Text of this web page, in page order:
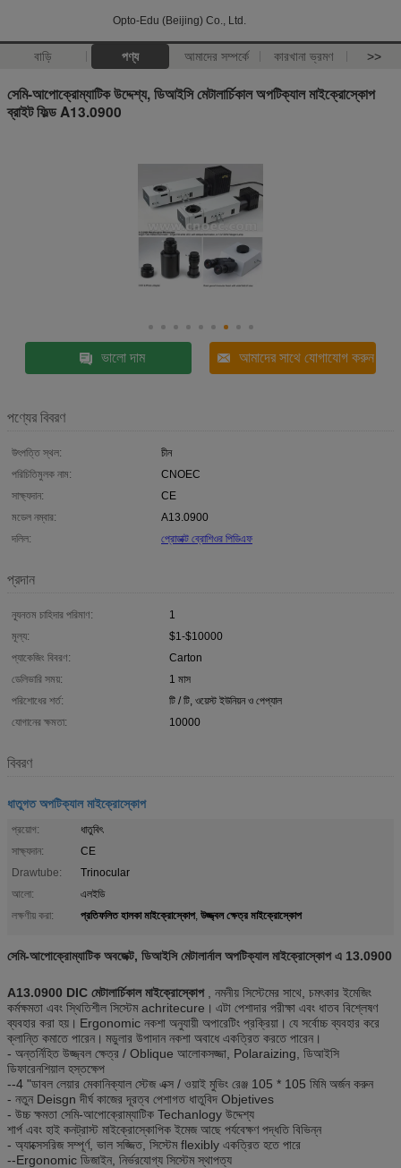
Opto-Edu (Beijing) Co., Ltd.
বাড়ি পণ্য আমাদের সম্পর্কে কারখানা ভ্রমণ >>
সেমি-আপোক্রোম্যাটিক উদ্দেশ্য, ডিআইসি মেটালার্চিকাল অপটিক্যাল মাইক্রোস্কোপ
ব্রাইট ফিল্ড A13.0900
ভালো দাম আমাদের সাথে যোগাযোগ করুন
পণ্যের বিবরণ
উৎপত্তি স্থল:
চীন
পরিচিতিমুলক নাম:
CNOEC
সাক্ষ্যদান:
CE
মডেল নম্বার:
A13.0900
দলিল:
প্রোডাক্ট ব্রোশিওর পিডিএফ
প্রদান
ন্যূনতম চাহিদার পরিমাণ:
1
মূল্য:
$1-$10000
প্যাকেজিং বিবরণ:
Carton
ডেলিভারি সময়:
1 মাস
পরিশোধের শর্ত:
টি / টি, ওয়েস্ট ইউনিয়ন ও পেপ্যাল
যোগানের ক্ষমতা:
10000
বিবরণ
ধাতুগত অপটিক্যাল মাইক্রোস্কোপ
প্রয়োগ:
ধাতুবিৎ
সাক্ষ্যদান:
CE
Drawtube:
Trinocular
আলো:
এলইডি
লক্ষণীয় করা:
প্রতিফলিত হালকা মাইক্রোস্কোপ, উজ্জ্বল ক্ষেত্র মাইক্রোস্কোপ
সেমি-আপোক্রোম্যাটিক অবজেক্ট, ডিআইসি মেটালার্নাল অপটিক্যাল মাইক্রোস্কোপ এ 13.0900
A13.0900 DIC মেটালার্চিকাল মাইক্রোস্কোপ, নমনীয় সিস্টেমের সাথে, চমৎকার ইমেজিং
কর্মক্ষমতা এবং স্থিতিশীল সিস্টেম achritecure। এটা পেশাদার পরীক্ষা এবং ধাতব বিশ্লেষণ
ব্যবহার করা হয়। Ergonomic নকশা অনুযায়ী অপারেটিং প্রক্রিয়া। যে সর্বোচ্চ ব্যবহার করে
ক্লান্তি কমাতে পারেন। মডুলার উপাদান নকশা অবাধে একত্রিত করতে পারেন।
- অন্তর্নিহিত উজ্জ্বল ক্ষেত্র / Oblique আলোকসজ্জা, Polaraizing, ডিআইসি
ডিফারেনশিয়াল হস্তক্ষেপ
--4 "ডাবল লেয়ার মেকানিক্যাল স্টেজ এক্স / ওয়াই মুভিং রেঞ্জ 105 * 105 মিমি অর্জন করুন
- নতুন Deisgn দীর্ঘ কাজের দূরত্ব পেশাগত ধাতুবিদ Objetives
- উচ্চ ক্ষমতা সেমি-আপোক্রোম্যাটিক Techanlogy উদ্দেশ্য
শার্প এবং হাই কনট্রাস্ট মাইক্রোস্কোপিক ইমেজ আছে পর্যবেক্ষণ পদ্ধতি বিভিন্ন
- অ্যাক্সেসরিজ সম্পূর্ণ, ভাল সজ্জিত, সিস্টেম flexibly একত্রিত হতে পারে
--Ergonomic ডিজাইন, নির্ভরযোগ্য সিস্টেম স্থাপত্য